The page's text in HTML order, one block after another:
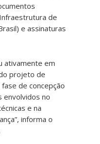
de
e assinaturas
ativamente em
projeto de
de concepção
envolvidos no
e na
informa o